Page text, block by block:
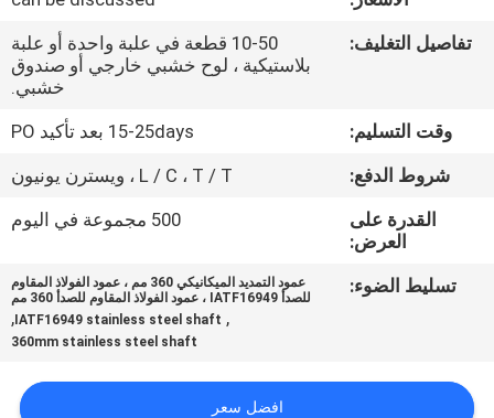
مراقبة
الجودة
اتصل
اقتباس
الموقع
تفاصيل التغليف:
10-50 قطعة في علبة واحدة أو علبة
بلاستيكية ، لوح خشبي خارجي أو صندوق
خشبي.
وقت التسليم:
15-25days بعد تأكيد PO
شروط الدفع:
L / C ، T / T ، ويسترن يونيون
القدرة على
العرض:
500 مجموعة في اليوم
تسليط الضوء:
عمود التمديد الميكانيكي 360 مم ، عمود الفولاذ المقاوم
للصدأ IATF16949 ، عمود الفولاذ المقاوم للصدأ 360 مم
,
IATF16949 stainless steel shaft
,
360mm stainless steel shaft
افضل سعر